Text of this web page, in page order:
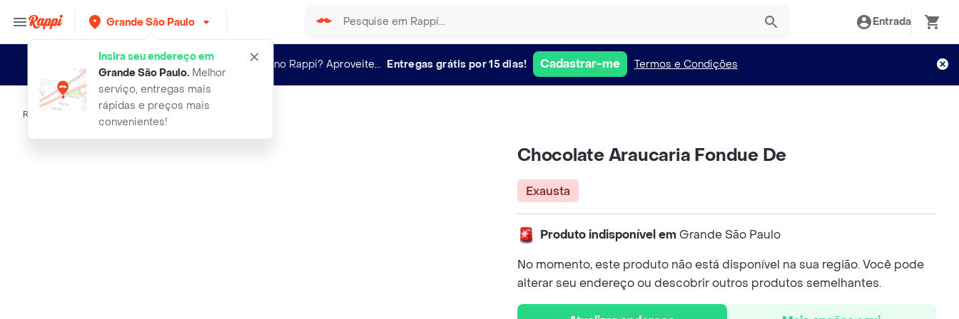
Grande São Paulo
Insira seu endereço em
Grande São Paulo.Melhor
serviço, entregas mais
rápidas e preços mais
convenientes!
Entrada
Novo no Rappi? Aproveite... Entregas grátis por 15 dias! Cadastrar-me Termos e Condições
Rappi chocolate araucaria fondue de
Chocolate Araucaria Fondue De
Exausta
Produto indisponível emGrande São Paulo
No momento, este produto não está disponível na sua região. Você pode
alterar seu endereço ou descobrir outros produtos semelhantes.